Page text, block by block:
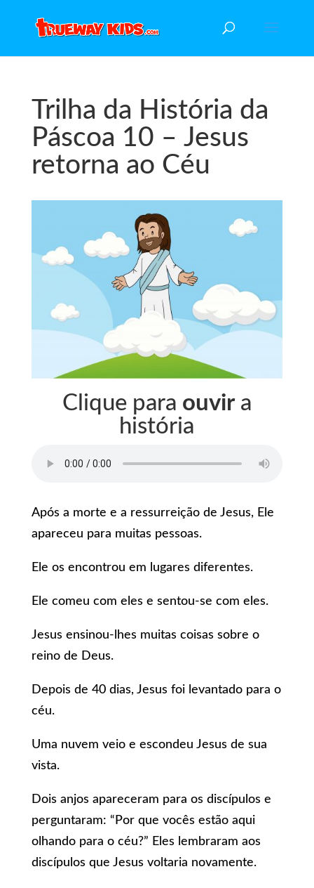
Trilha da História da
Páscoa 10 – Jesus
retorna ao Céu
Clique para ouvira
história
Após a morte e a ressurreição de Jesus, Ele
apareceu para muitas pessoas.
Ele os encontrou em lugares diferentes.
Ele comeu com eles e sentou-se com eles.
Jesus ensinou-lhes muitas coisas sobre o
reino de Deus.
Depois de 40 dias, Jesus foi levantado para o
céu.
Uma nuvem veio e escondeu Jesus de sua
vista.
Dois anjos apareceram para os discípulos e
perguntaram: “Por que vocês estão aqui
olhando para o céu?” Eles lembraram aos
discípulos que Jesus voltaria novamente.